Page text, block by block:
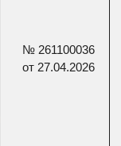
№ 261100036
от 27.04.2026